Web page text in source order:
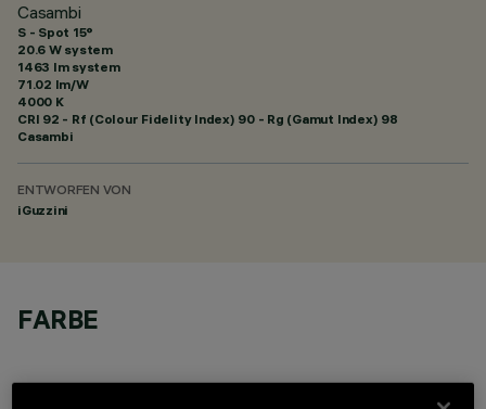
Casambi
S - Spot 15°
20.6 W system
1463 lm system
71.02 lm/W
4000 K
CRI 92 - Rf (Colour Fidelity Index) 90 - Rg (Gamut Index) 98
Casambi
ENTWORFEN VON
iGuzzini
FARBE